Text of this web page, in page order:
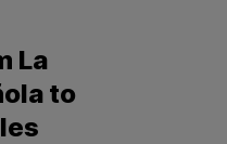
La
to